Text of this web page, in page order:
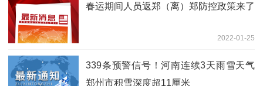
春运期间人员返郑（离）郑防控政策来了
2022-01-25
339条预警信号！河南连续3天雨雪天气
郑州市积雪深度超11厘米